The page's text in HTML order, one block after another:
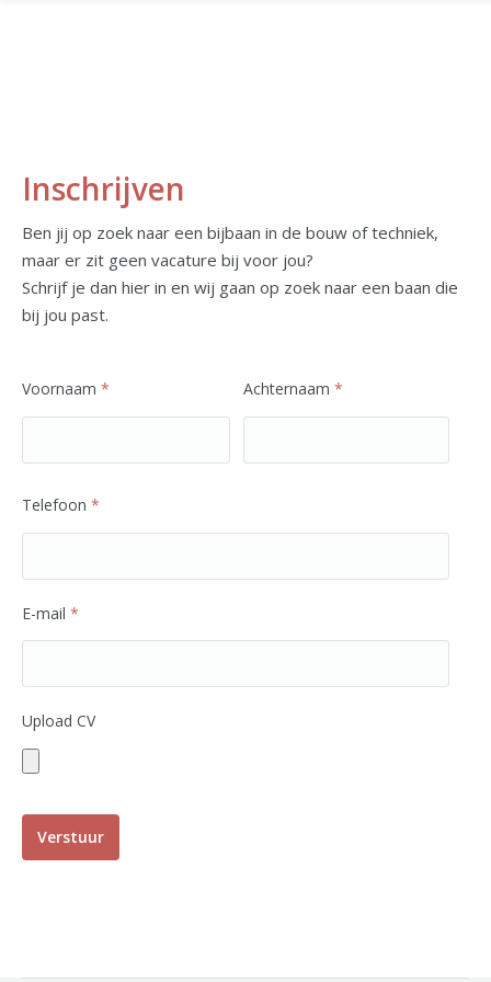
Inschrijven
Ben jij op zoek naar een bijbaan in de bouw of techniek,
maar er zit geen vacature bij voor jou?
Schrijf je dan hier in en wij gaan op zoek naar een baan die
bij jou past.
Voornaam * Achternaam *
Telefoon *
E-mail *
Upload CV